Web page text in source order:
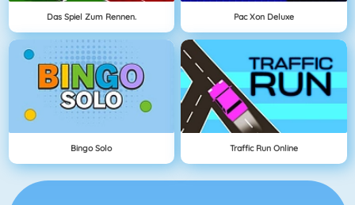
Das Spiel Zum Rennen. Pac Xon Deluxe
Bingo Solo Traffic Run Online